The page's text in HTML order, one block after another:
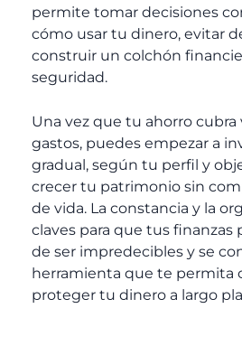
permite tomar decisiones
cómo usar tu dinero, evitar
construir un colchón
seguridad.
Una vez que tu ahorro cubra
gastos, puedes empezar a
gradual, según tu perfil y
crecer tu patrimonio sin
de vida. La constancia y la
claves para que tus finanzas
de ser impredecibles y se
herramienta que te permita
proteger tu dinero a largo